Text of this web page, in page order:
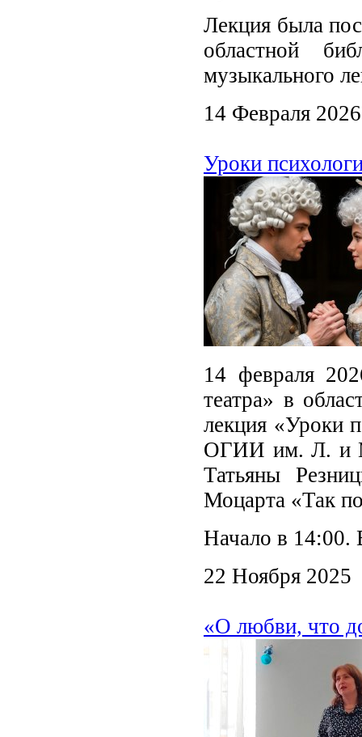
Лекция была
областной
музыкального
14 Февраля 2026
Уроки
14 февраля
театра» в
лекция «Уроки
ОГИИ им. Л. и М.
Татьяны
Моцарта «Так
Начало в 14:00.
22 Ноября 2025
«О любви, что